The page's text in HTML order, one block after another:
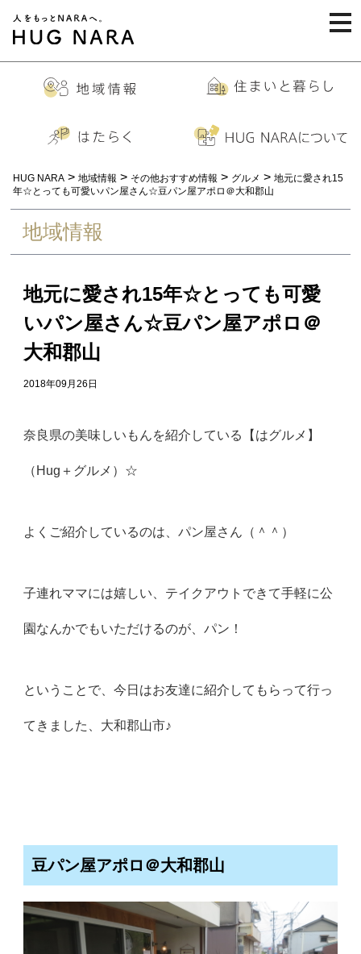
HUG NARA > 地域情報 > その他おすすめ情報 > グルメ > 地元に愛され15
年☆とっても可愛いパン屋さん☆豆パン屋アポロ＠大和郡山
地域情報
地元に愛され15年☆とっても可愛
いパン屋さん☆豆パン屋アポロ＠
大和郡山
2018年09月26日
奈良県の美味しいもんを紹介している【はグルメ】
（Hug＋グルメ）☆
よくご紹介しているのは、パン屋さん（＾＾）
子連れママには嬉しい、テイクアウトできて手軽に公
園なんかでもいただけるのが、パン！
ということで、今日はお友達に紹介してもらって行っ
てきました、大和郡山市♪
豆パン屋アポロ＠大和郡山